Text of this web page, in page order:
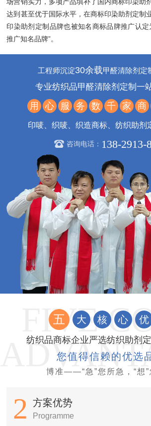
场营销实力，多项产品填补了国内商标印染助
达到甚至优于国际水平，在商标印染助剂定制
印染助剂定制品牌也被知名商标品牌推广认定
推广知名品牌”。
工程师沉淀30余载甲醛清除剂定
专业纺织品甲醛清除剂定制一
用 心 服 务 数 千 家 商
印唛、织唛、织造商标、纺织助剂
咨询电话： 138-2913-
五 大 核 心 优
纺织品商标企业严选纺织助剂
您值得信赖的优选
博准——“急”您所急，“想”
2 方案优势
Programme